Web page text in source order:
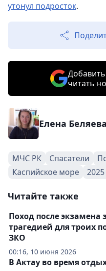
утонул подросток.
читать
Елена Беляева
МЧС РК Спасатели
Каспийское море
Читайте также
00:16, 10 июня 2026
Поход после экзамена
трагедией для троих
ЗКО
В Актау во время